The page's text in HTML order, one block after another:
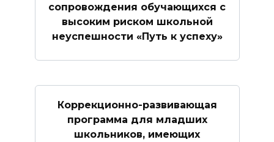
сопровождения обучающихся с
высоким риском школьной
неуспешности «Путь к успеху»
Коррекционно-развивающая
программа для младших
школьников, имеющих